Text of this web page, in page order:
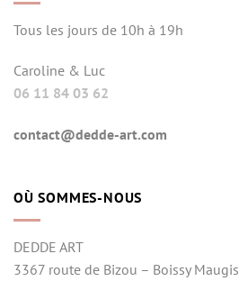
Tous les jours de 10h à 19h
Caroline & Luc
06 11 84 03 62
contact@dedde-art.com
OÙ SOMMES-NOUS
DEDDE ART
3367 route de Bizou – Boissy Maugis